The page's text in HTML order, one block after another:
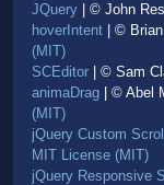
JQuery | © John
hoverIntent | ©
(MIT)
SCEditor | © Sam
animaDrag | © Abel
(MIT)
jQuery Custom
MIT License (MIT)
jQuery Responsive